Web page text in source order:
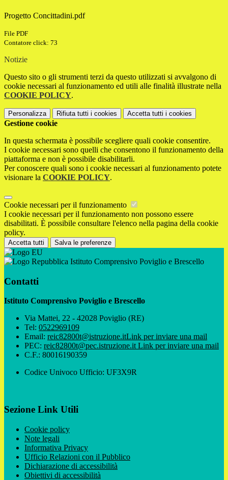
Progetto Concittadini.pdf
File PDF
Contatore click: 73
Notizie
Questo sito o gli strumenti terzi da questo utilizzati si avvalgono di
cookie necessari al funzionamento ed utili alle finalità illustrate nella
COOKIE POLICY.
Personalizza Rifiuta tutti i cookies Accetta tutti i cookies
Gestione cookie
In questa schermata è possibile scegliere quali cookie consentire.
I cookie necessari sono quelli che consentono il funzionamento della
piattaforma e non è possibile disabilitarli.
Per conoscere quali sono i cookie necessari al funzionamento potete
visionare la COOKIE POLICY.
Cookie necessari per il funzionamento
I cookie necessari per il funzionamento non possono essere
disabilitati. È possibile consultare l'elenco nella pagina della cookie
policy.
Accetta tutti Salva le preferenze
Istituto Comprensivo Poviglio e Brescello
Contatti
Istituto Comprensivo Poviglio e Brescello
Via Mattei, 22 - 42028 Poviglio (RE)
Tel: 0522969109
Email: reic82800t@istruzione.itLink per inviare una mail
PEC: reic82800t@pec.istruzione.itLink per inviare una mail
C.F.: 80016190359
Codice Univoco Ufficio: UF3X9R
Sezione Link Utili
Cookie policy
Note legali
Informativa Privacy
Ufficio Relazioni con il Pubblico
Dichiarazione di accessibilità
Obiettivi di accessibilità